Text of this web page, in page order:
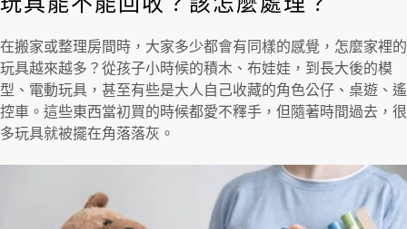
在搬家或整理房間時，大家多少都會有同樣的感覺，怎麼家裡的
玩具越來越多？從孩子小時候的積木、布娃娃，到長大後的模
型、電動玩具，甚至有些是大人自己收藏的角色公仔、桌遊、遙
控車。這些東西當初買的時候都愛不釋手，但隨著時間過去，很
多玩具就被擺在角落落灰。